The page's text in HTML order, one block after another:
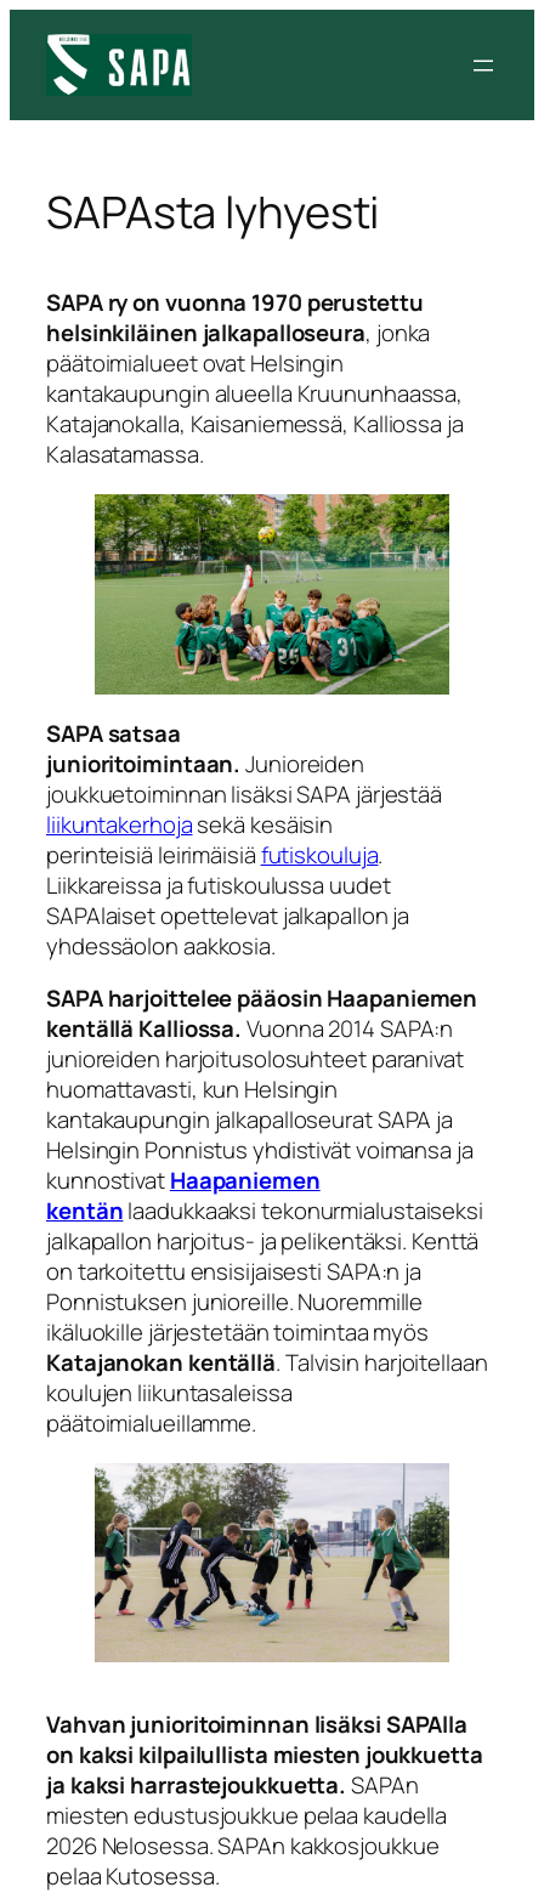
SAPAsta lyhyesti
SAPA ry on vuonna 1970 perustettu
helsinkiläinen jalkapalloseura, jonka
päätoimialueet ovat Helsingin
kantakaupungin alueella Kruununhaassa,
Katajanokalla, Kaisaniemessä, Kalliossa ja
Kalasatamassa.
SAPA satsaa
junioritoimintaan. Junioreiden
joukkuetoiminnan lisäksi SAPA järjestää
liikuntakerhojasekä kesäisin
perinteisiä leirimäisiäfutiskouluja.
Liikkareissa ja futiskoulussa uudet
SAPAlaiset opettelevat jalkapallon ja
yhdessäolon aakkosia.
SAPA harjoittelee pääosin Haapaniemen
kentällä Kalliossa. Vuonna 2014 SAPA:n
junioreiden harjoitusolosuhteet paranivat
huomattavasti, kun Helsingin
kantakaupungin jalkapalloseurat SAPA ja
Helsingin Ponnistus yhdistivät voimansa ja
kunnostivatHaapaniemen
kentänlaadukkaaksi tekonurmialustaiseksi
jalkapallon harjoitus- ja pelikentäksi. Kenttä
on tarkoitettu ensisijaisesti SAPA:n ja
Ponnistuksen junioreille. Nuoremmille
ikäluokille järjestetään toimintaa myös
Katajanokan kentällä. Talvisin harjoitellaan
koulujen liikuntasaleissa
päätoimialueillamme.
Vahvan junioritoiminnan lisäksi SAPAlla
on kaksi kilpailullista miesten joukkuetta
ja kaksi harrastejoukkuetta.SAPAn
miesten edustusjoukkue pelaa kaudella
2026 Nelosessa. SAPAn kakkosjoukkue
pelaa Kutosessa.